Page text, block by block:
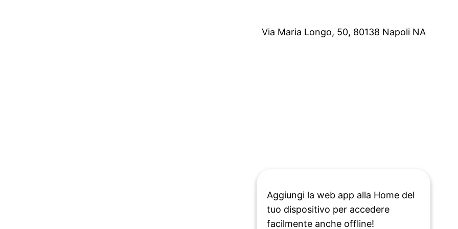
Via Maria Longo, 50, 80138 Napoli NA
Aggiungi la web app alla Home del
tuo dispositivo per accedere
facilmente anche offline!